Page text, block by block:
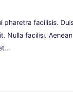
facilisis.
facilisi.